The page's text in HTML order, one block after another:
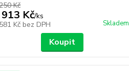
Kč
Kč/ks
Kč bez DPH Skladem
Koupit